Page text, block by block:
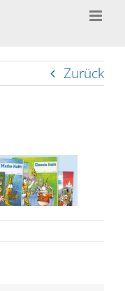
Zurück